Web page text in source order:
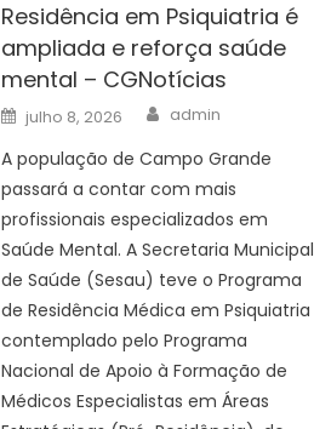
Residência em Psiquiatria é
ampliada e reforça saúde
mental – CGNotícias
Posted
on
julho 8, 2026 Author
admin
A população de Campo Grande
passará a contar com mais
profissionais especializados em
Saúde Mental. A Secretaria Municipal
de Saúde (Sesau) teve o Programa
de Residência Médica em Psiquiatria
contemplado pelo Programa
Nacional de Apoio à Formação de
Médicos Especialistas em Áreas